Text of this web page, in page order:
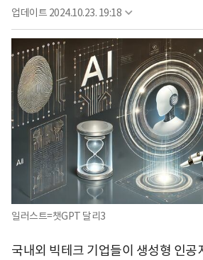
업데이트 2024.10.23. 19:18
일러스트=챗GPT 달리3
국내외 빅테크 기업들이 생성형 인공